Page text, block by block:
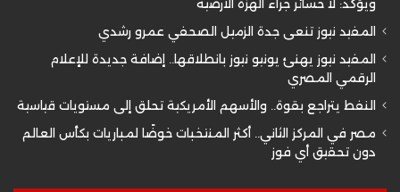
ويؤكد: لا خسائر جراء الهزة الأرضية
المفيد نيوز تنعى جدة الزميل الصحفي عمرو رشدي
المفيد نيوز يهنئ يونيو نيوز بانطلاقها.. إضافة جديدة للإعلام
الرقمي المصري
النفط يتراجع بقوة.. والأسهم الأمريكية تحلق إلى مستويات قياسية
مصر في المركز الثاني.. أكثر المنتخبات خوضًا لمباريات بكأس العالم
دون تحقيق أي فوز